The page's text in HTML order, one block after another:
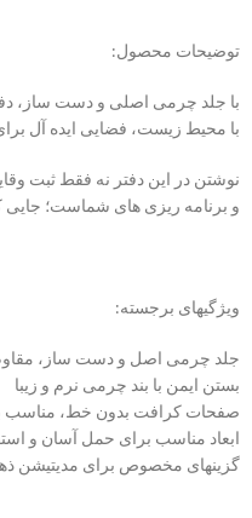
توضیحات محصول:
با جلد چرمی اصلی و دست ساز،
با محیط زیست، فضایی ایده آل
نوشتن در این دفتر نه فقط ثبت
و برنامه ریزی های شماست؛ جایی
ویژگیهای برجسته:
جلد چرمی اصل و دست ساز، مقاوم
بستن ایمن با بند چرمی نرم و زیبا
صفحات کرافت بدون خط، مناسب
ابعاد مناسب برای حمل آسان و
گزینهای مخصوص برای مدیتیشن